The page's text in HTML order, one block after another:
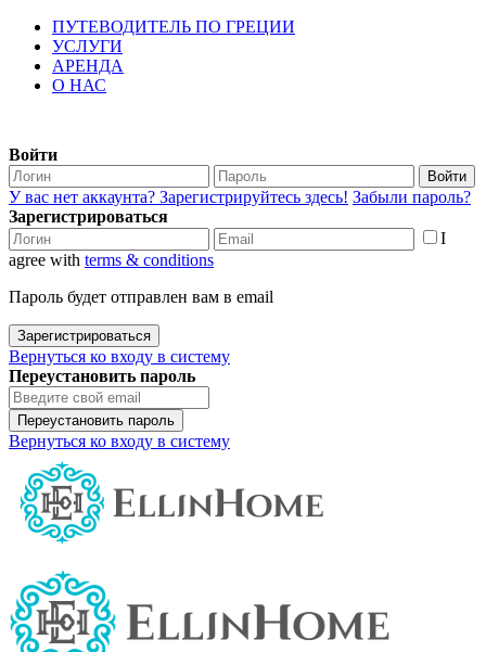
ПУТЕВОДИТЕЛЬ ПО ГРЕЦИИ
УСЛУГИ
АРЕНДА
О НАС
Войти
Войти
У вас нет аккаунта? Зарегистрируйтесь здесь! Забыли пароль?
Зарегистрироваться
I
agree with terms & conditions
Пароль будет отправлен вам в email
Зарегистрироваться
Вернуться ко входу в систему
Переустановить пароль
Переустановить пароль
Вернуться ко входу в систему